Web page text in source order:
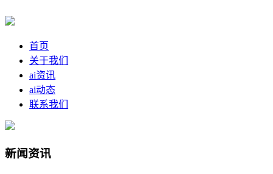
首页
关于我们
ai资讯
ai动态
联系我们
新闻资讯